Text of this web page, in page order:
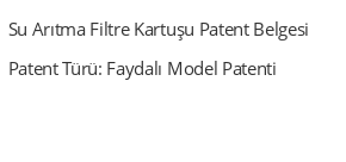
Su Arıtma Filtre Kartuşu Patent Belgesi
Patent Türü: Faydalı Model Patenti